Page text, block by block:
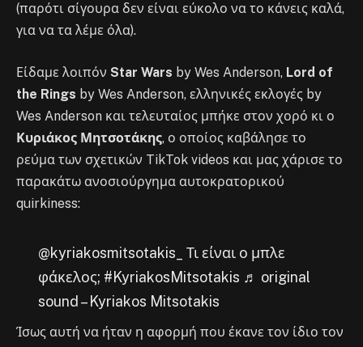
(παρότι σίγουρα δεν είναι εύκολο να το κάνεις καλά,
για να τα λέμε όλα).
Είδαμε λοιπόν Star Wars by Wes Anderson, Lord of
the Rings by Wes Anderson, ελληνικές εκλογές by
Wes Anderson και τελευταίος μπήκε στον χορό κι ο
Κυριάκος Μητσοτάκης, ο οποίος καβάλησε το
ρεύμα των σχετικών TikTok videos και μας χάρισε το
παρακάτω ανοσιούργημα αυτοκρατορικού
quirkiness:
@kyriakosmitsotakis_ Τι είναι ο μπλε
φάκελος; #KyriakosMitsotakis ♬ original
sound – Kyriakos Mitsotakis
Ίσως αυτή να ήταν η αφορμή που έκανε τον ίδιο τον